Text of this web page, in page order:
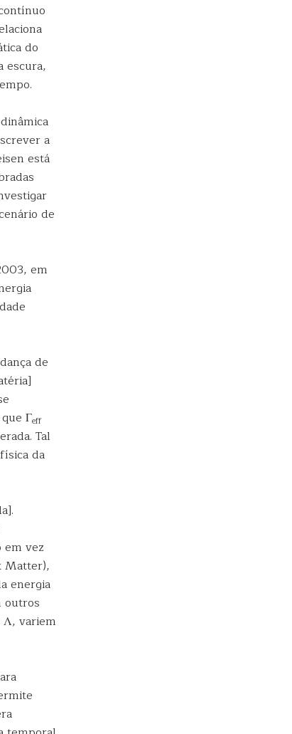
do
escura,
a
está
de
em
de
Γeff
Tal
da
em vez
Matter),
energia
outros
Λ, variem